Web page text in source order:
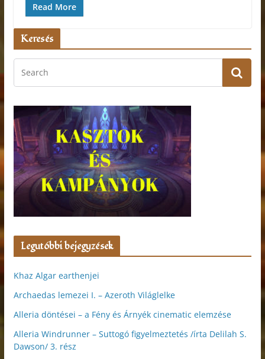
Read More
Keresés
Legutóbbi bejegyzések
Khaz Algar earthenjei
Archaedas lemezei I. – Azeroth Világlelke
Alleria döntései – a Fény és Árnyék cinematic elemzése
Alleria Windrunner – Suttogó figyelmeztetés /írta Delilah S.
Dawson/ 3. rész